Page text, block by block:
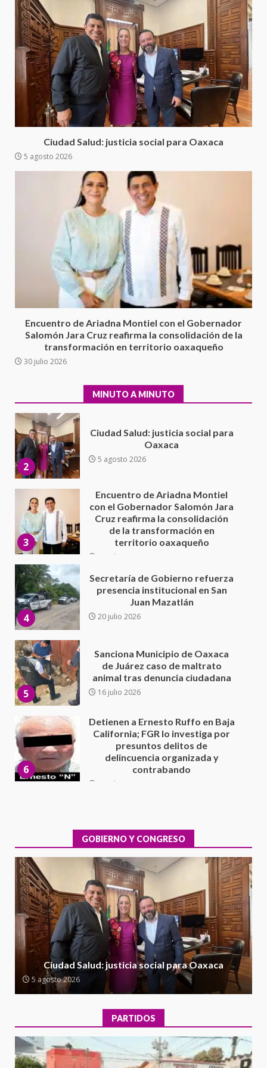
Ciudad Salud: justicia social para Oaxaca
5 agosto 2026
Encuentro de Ariadna Montiel con el Gobernador
Salomón Jara Cruz reafirma la consolidación de la
transformación en territorio oaxaqueño
30 julio 2026
MINUTO A MINUTO
4 20 julio 2026
5
Sanciona Municipio de Oaxaca
de Juárez caso de maltrato
animal tras denuncia ciudadana
16 julio 2026
Detienen a Ernesto Ruffo en Baja
California; FGR lo investiga por
presuntos delitos de
16 julio 2026
Sin paso carretera Oaxaca-
Cuacnopalan
26 junio 2026
Exhorta Poder Legislativo al
IEEPO y al Iocied a realizar una
evaluación técnica y estructural
integral de las instalaciones de la
Moisés Sáenz Garza
5 agosto 2026
5 agosto 2026
3
con el Gobernador Salomón Jara
Cruz reafirma la consolidación
de la transformación en
4
Secretaría de Gobierno refuerza
presencia institucional en San
Juan Mazatlán
20 julio 2026
5
Sanciona Municipio de Oaxaca
de Juárez caso de maltrato
animal tras denuncia ciudadana
16 julio 2026
6
California; FGR lo investiga por
presuntos delitos de
delincuencia organizada y
contrabando
7
Sin paso carretera Oaxaca-
Cuacnopalan
26 junio 2026
1
integral de las instalaciones de la
Escuela Secundaria General
Moisés Sáenz Garza
5 agosto 2026
2
Ciudad Salud: justicia social para
Oaxaca
5 agosto 2026
3
Encuentro de Ariadna Montiel
con el Gobernador Salomón Jara
Cruz reafirma la consolidación
de la transformación en
territorio oaxaqueño
30 julio 2026
presencia institucional en San
Juan Mazatlán
GOBIERNO Y CONGRESO
Ciudad Salud: justicia social para Oaxaca
5 agosto 2026
PARTIDOS